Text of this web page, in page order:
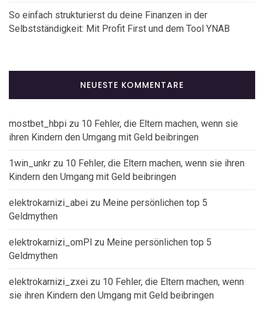
So einfach strukturierst du deine Finanzen in der
Selbstständigkeit: Mit Profit First und dem Tool YNAB
NEUESTE KOMMENTARE
mostbet_hbpi zu 10 Fehler, die Eltern machen, wenn sie
ihren Kindern den Umgang mit Geld beibringen
1win_unkr zu 10 Fehler, die Eltern machen, wenn sie ihren
Kindern den Umgang mit Geld beibringen
elektrokarnizi_abei zu Meine persönlichen top 5
Geldmythen
elektrokarnizi_omPl zu Meine persönlichen top 5
Geldmythen
elektrokarnizi_zxei zu 10 Fehler, die Eltern machen, wenn
sie ihren Kindern den Umgang mit Geld beibringen